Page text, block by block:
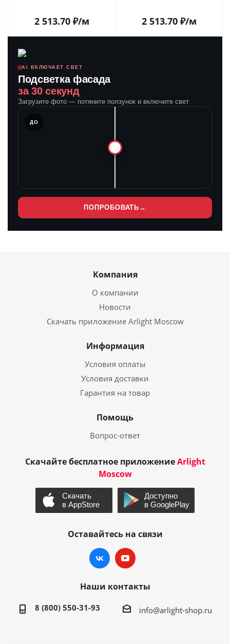
2 513.70₽/м 2 513.70₽/м
AI ВКЛЮЧАЕТ СВЕТ
Подсветка фасада
за 30 секунд
Загрузите фото — потяните ползунок и включите свет
ДО
ПОПРОБОВАТЬ →
Компания
О компании
Новости
Скачать приложение Arlight Moscow
Информация
Условия оплаты
Условия доставки
Гарантия на товар
Помощь
Вопрос-ответ
Скачайте бесплатное приложениеArlight
Moscow
Оставайтесь на связи
Наши контакты
8 (800) 550-31-93 info@arlight-shop.ru